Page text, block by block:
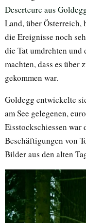
Deserteure aus
Land, über Österreich,
die Ereignisse noch
die Tat umdrehten
machten, dass es über
gekommen war.
Goldegg entwickelte
am See gelegenen,
Eisstockschiessen war
Beschäftigungen von
Bilder aus den alten